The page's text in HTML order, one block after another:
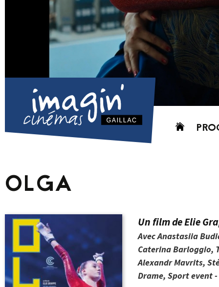
Aller
OLGA
Un film de Elie
Avec Anastasiia
Caterina Barloggio,
Alexandr Mavrits,
Drame, Sport event -